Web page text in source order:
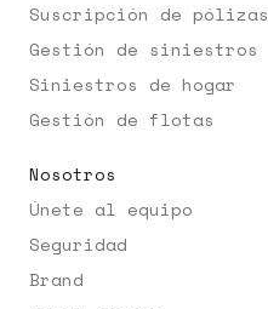
Suscripción de pólizas
Gestión de siniestros
Siniestros de hogar
Gestión de flotas
Nosotros
Únete al equipo
Seguridad
Brand